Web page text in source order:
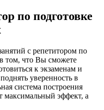
по подготовке
с репетитором по
том, что Вы сможете
к экзаменам и
уверенность в
система построения
максимальный эффект, а